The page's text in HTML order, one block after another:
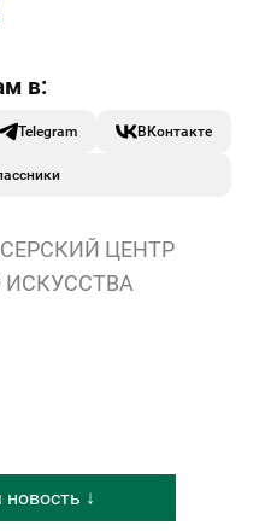
Telegram ВКонтакте
ЦЕНТР
ИСКУССТВА
↓